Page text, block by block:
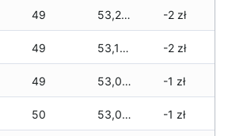
49 53,230 zł -2 zł
49 53,100 zł -2 zł
49 53,050 zł -1 zł
50 53,020 zł -1 zł